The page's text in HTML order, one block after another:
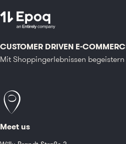
CUSTOMER DRIVEN E-
Mit Shoppingerlebnissen begeistern
Meet us